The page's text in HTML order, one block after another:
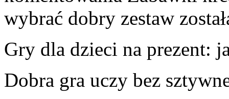
wybrać dobry zestaw
Gry dla dzieci na prezent:
Dobra gra uczy bez